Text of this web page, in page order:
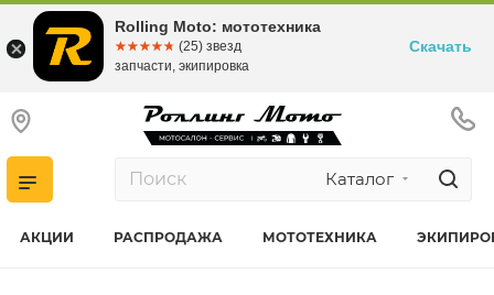
Каталог
АКЦИИ РАСПРОДАЖА МОТОТЕХНИКА
Rolling Moto: мототехника
☆☆☆☆☆
★★★★★ (25) звезд
запчасти, экипировка
Скачать